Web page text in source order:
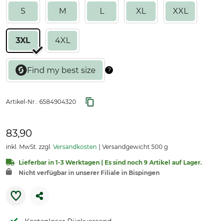
S M L XL XXL
3XL 4XL
Artikel-Nr.: 6584904320
83,90
inkl. MwSt. zzgl. Versandkosten Versandgewicht 500 g
Lieferbar in 1-3 Werktagen | Es sind noch 9 Artikel auf Lager.
Nicht verfügbar in unserer Filiale in Bispingen